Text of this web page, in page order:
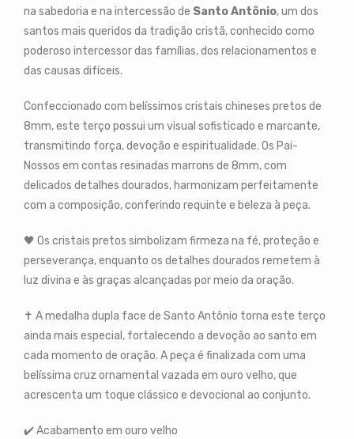
na sabedoria e na intercessão de Santo Antônio, um dos
santos mais queridos da tradição cristã, conhecido como
poderoso intercessor das famílias, dos relacionamentos e
das causas difíceis.
Confeccionado com belíssimos cristais chineses pretos de
8mm, este terço possui um visual sofisticado e marcante,
transmitindo força, devoção e espiritualidade. Os Pai-
Nossos em contas resinadas marrons de 8mm, com
delicados detalhes dourados, harmonizam perfeitamente
com a composição, conferindo requinte e beleza à peça.
🖤 Os cristais pretos simbolizam firmeza na fé, proteção e
perseverança, enquanto os detalhes dourados remetem à
luz divina e às graças alcançadas por meio da oração.
✝️ A medalha dupla face de Santo Antônio torna este terço
ainda mais especial, fortalecendo a devoção ao santo em
cada momento de oração. A peça é finalizada com uma
belíssima cruz ornamental vazada em ouro velho, que
acrescenta um toque clássico e devocional ao conjunto.
✔️ Acabamento em ouro velho